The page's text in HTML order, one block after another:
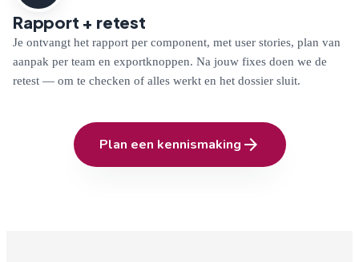
Rapport + retest
Je ontvangt het rapport per component, met user stories, plan van
aanpak per team en exportknoppen. Na jouw fixes doen we de
retest — om te checken of alles werkt en het dossier sluit.
Plan een kennismaking arrow_forward